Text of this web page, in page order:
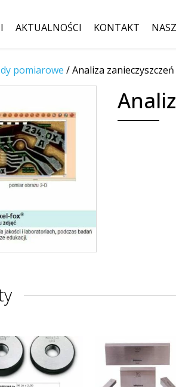
AKTUALNOŚCI KONTAKT
Szukaj:
pomiarowe /Analiza zanieczyszczeń